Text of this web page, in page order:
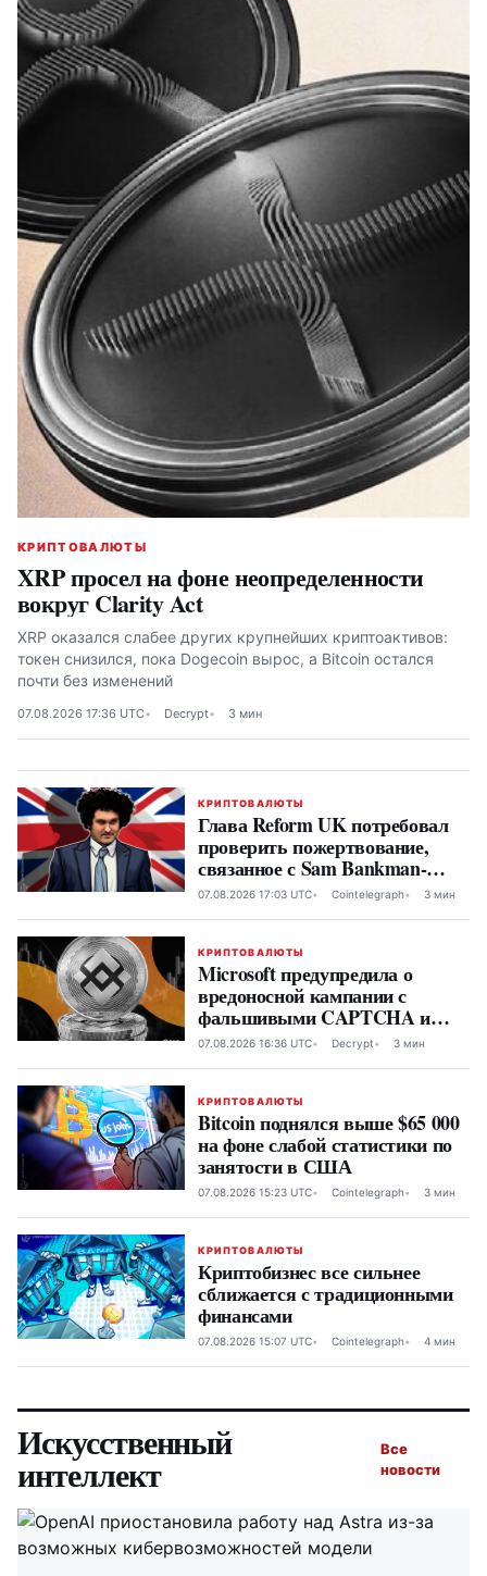
КРИПТОВАЛЮТЫ
XRP просел на фоне неопределенности
вокруг Clarity Act
XRP оказался слабее других крупнейших криптоактивов:
токен снизился, пока Dogecoin вырос, а Bitcoin остался
почти без изменений
07.08.2026 17:36 UTC Decrypt 3 мин
КРИПТОВАЛЮТЫ
Глава Reform UK потребовал
проверить пожертвование,
связанное с Sam Bankman-
Fried
07.08.2026 17:03 UTC Cointelegraph 3 мин
КРИПТОВАЛЮТЫ
Microsoft предупредила о
вредоносной кампании с
фальшивыми CAPTCHA и
BNB Chain
07.08.2026 16:36 UTC Decrypt 3 мин
КРИПТОВАЛЮТЫ
Bitcoin поднялся выше $65 000
на фоне слабой статистики по
занятости в США
07.08.2026 15:23 UTC Cointelegraph 3 мин
КРИПТОВАЛЮТЫ
Криптобизнес все сильнее
сближается с традиционными
финансами
07.08.2026 15:07 UTC Cointelegraph 4 мин
Искусственный
интеллект
Все
новости